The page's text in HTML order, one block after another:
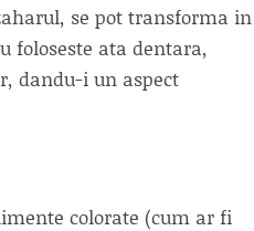
se pot transforma in
foloseste ata dentara,
dandu-i un aspect
colorate (cum ar fi